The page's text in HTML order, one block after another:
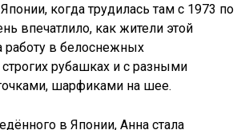
когда трудилась там с 1973 по
впечатлило, как жители этой
работу в белоснежных
рубашках и с разными
шарфиками на шее.
в Японии, Анна стала